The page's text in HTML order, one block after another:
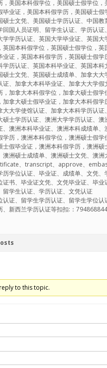
，美国本科假学位，美国硕士假学位
毕业证，美国本科假学历，美国硕士假
硕士文凭、美国硕士学历认证、中国
回国人员证明、留学生认证、学历认
学学历认证、英国大学毕业证、英国
英国本科假学位，英国硕士假学位，
业证，英国本科假学历，英国硕士假
学历认证、英国本科毕业证、英国本科
硕士文凭、英国硕士成绩单、加拿大
证、加拿大本科毕业证、加拿大大学
，加拿大本科假学位，加拿大硕士假
加拿大硕士假毕业证，加拿大本科假学
大大学使馆认证、加拿大本科学历认
硕士学历认证、澳洲大学学历认证、
、澳洲本科毕业证、澳洲本科成绩单
学历，澳洲本科假学位，澳洲硕士假
士假毕业证，澳洲本科假学历，澳洲
澳洲硕士成绩单、澳洲硕士文凭、澳
、transcript、approve、
历学位认证、毕业证、成绩单、文凭
证书、毕业证文凭、文凭毕业证、毕
留学生认证、学历认证、文凭认证
认证、留学生学历认证、留学生学位
、新西兰学历认证等扣扣:：
to this topic.